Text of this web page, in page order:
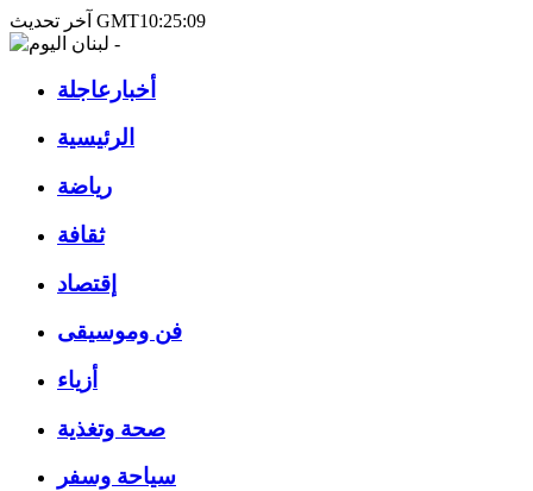
آخر تحديث GMT10:25:09
أخبارعاجلة
الرئيسية
رياضة
ثقافة
إقتصاد
فن وموسيقى
أزياء
صحة وتغذية
سياحة وسفر